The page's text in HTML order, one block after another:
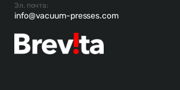
Эл. почта:
info@vacuum-presses.com